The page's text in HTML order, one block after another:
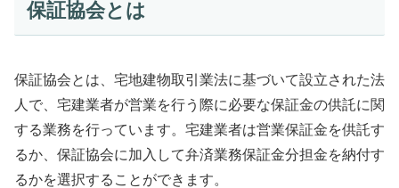
保証協会とは
保証協会とは、宅地建物取引業法に基づいて設立された法
人で、宅建業者が営業を行う際に必要な保証金の供託に関
する業務を行っています。宅建業者は営業保証金を供託す
るか、保証協会に加入して弁済業務保証金分担金を納付す
るかを選択することができます。